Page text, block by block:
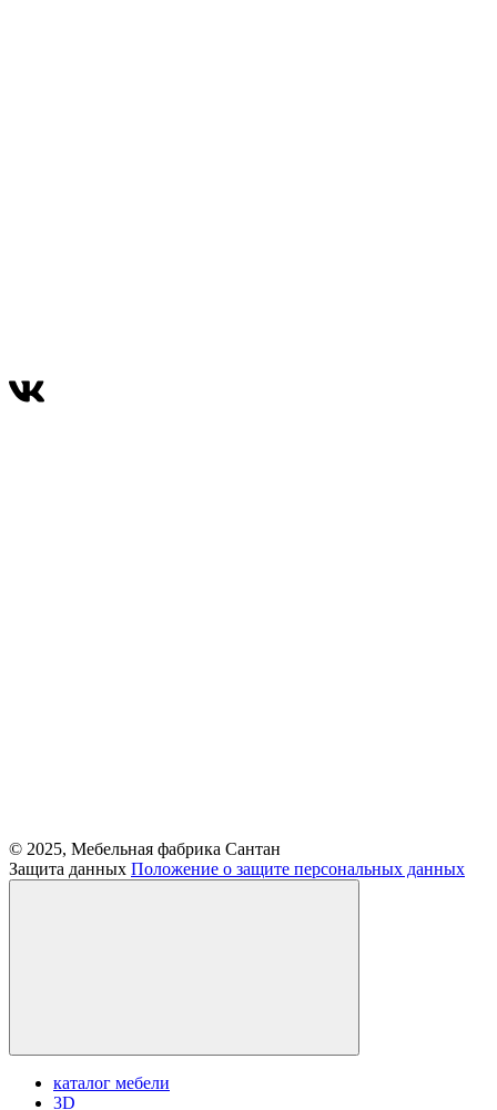
© 2025, Мебельная фабрика Сантан
Защита данных Положение о защите персональных данных
каталог мебели
3D